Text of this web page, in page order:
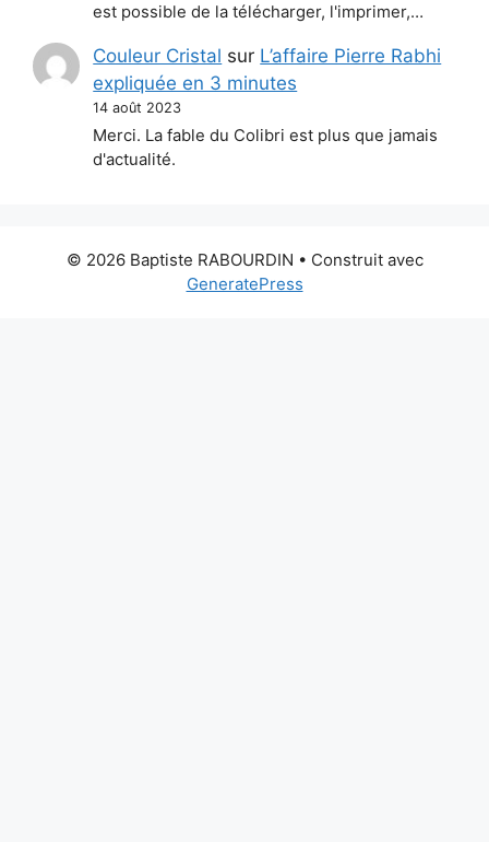
est possible de la télécharger, l'imprimer,…
Couleur Cristal sur L’affaire Pierre Rabhi
expliquée en 3 minutes
14 août 2023
Merci. La fable du Colibri est plus que jamais
d'actualité.
© 2026 Baptiste RABOURDIN • Construit avec
GeneratePress